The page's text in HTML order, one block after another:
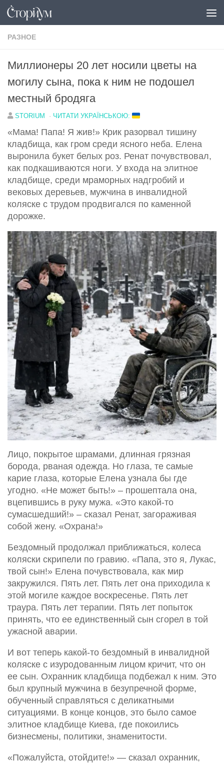
Под записью
РАЗНОЕ
Миллионеры 20 лет носили цветы на
могилу сына, пока к ним не подошел
местный бродяга
STORIUM · ЧИТАТИ УКРАЇНСЬКОЮ:
«Мама! Папа! Я жив!» Крик разорвал тишину
кладбища, как гром среди ясного неба. Елена
выронила букет белых роз. Ренат почувствовал,
как подкашиваются ноги. У входа на элитное
кладбище, среди мраморных надгробий и
вековых деревьев, мужчина в инвалидной
коляске с трудом продвигался по каменной
дорожке.
Лицо, покрытое шрамами, длинная грязная
борода, рваная одежда. Но глаза, те самые
карие глаза, которые Елена узнала бы где
угодно. «Не может быть!» – прошептала она,
вцепившись в руку мужа. «Это какой-то
сумасшедший!» – сказал Ренат, загораживая
собой жену. «Охрана!»
Бездомный продолжал приближаться, колеса
коляски скрипели по гравию. «Папа, это я, Лукас,
твой сын!» Елена почувствовала, как мир
закружился. Пять лет. Пять лет она приходила к
этой могиле каждое воскресенье. Пять лет
траура. Пять лет терапии. Пять лет попыток
принять, что ее единственный сын сгорел в той
ужасной аварии.
И вот теперь какой-то бездомный в инвалидной
коляске с изуродованным лицом кричит, что он
ее сын. Охранник кладбища подбежал к ним. Это
был крупный мужчина в безупречной форме,
обученный справляться с деликатными
ситуациями. В конце концов, это было самое
элитное кладбище Киева, где покоились
бизнесмены, политики, знаменитости.
«Пожалуйста, отойдите!» — сказал охранник,